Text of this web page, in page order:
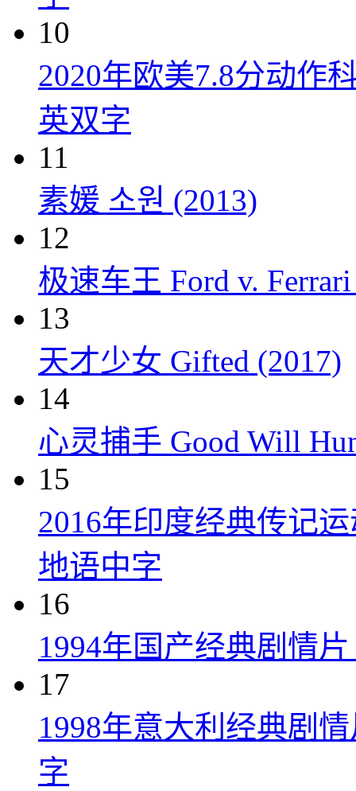
10
2020年欧美7.8分动作
英双字
11
素媛 소원 (2013)
12
极速车王 Ford v.
13
天才少女 Gifted (2017)
14
心灵捕手 Good Will
15
2016年印度经典传记
地语中字
16
1994年国产经典剧情
17
1998年意大利经典剧
字